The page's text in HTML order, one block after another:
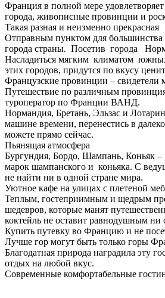
Франция в полной мере
города, живописные провинции и
Такая разная и неизменно прекрасная
Отправным пунктом для большинства
города страны. Посетив города
Насладиться мягким климатом
этих городов, придутся по вкусу
Французские провинции – свидетели
Путешествие по различным
туроператор по Франции ВАНД.
Нормандия, Бретань, Эльзас и
машине времени, перенестись в
можете прямо сейчас.
Пьянящая атмосфера
Бургундия, Бордо, Шампань, Коньяк –
марок шампанского и коньяка. С
не найти ни в одной стране мира.
Уютное кафе на улицах с плетеной
Теплым, гостеприимным и щедрым
шедевров, которые манят
коктейль не оставит равнодушным ни
Купить путевку во Францию и не
Лучше гор могут быть только горы
Благодатная природа наградила эту
отдых на любой вкус.
Современные комфортабельные